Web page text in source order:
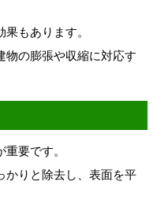
もあります。
物の膨張や収縮に対応す
要です。
かりと除去し、表面を平